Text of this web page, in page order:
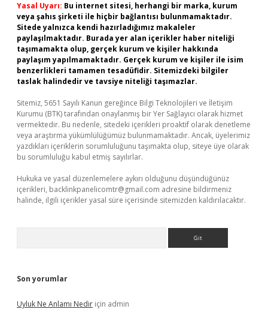
Yasal Uyarı: Bu internet sitesi, herhangi bir marka, kurum
veya şahıs şirketi ile hiçbir bağlantısı bulunmamaktadır.
Sitede yalnızca kendi hazırladığımız makaleler
paylaşılmaktadır. Burada yer alan içerikler haber niteliği
taşımamakta olup, gerçek kurum ve kişiler hakkında
paylaşım yapılmamaktadır. Gerçek kurum ve kişiler ile isim
benzerlikleri tamamen tesadüfidir. Sitemizdeki bilgiler
taslak halindedir ve tavsiye niteliği taşımazlar.
Sitemiz, 5651 Sayılı Kanun gereğince Bilgi Teknolojileri ve İletişim
Kurumu (BTK) tarafından onaylanmış bir Yer Sağlayıcı olarak hizmet
vermektedir. Bu nedenle, sitedeki içerikleri proaktif olarak denetleme
veya araştırma yükümlülüğümüz bulunmamaktadır. Ancak, üyelerimiz
yazdıkları içeriklerin sorumluluğunu taşımakta olup, siteye üye olarak
bu sorumluluğu kabul etmiş sayılırlar.
Hukuka ve yasal düzenlemelere aykırı olduğunu düşündüğünüz
içerikleri, backlinkpanelicomtr@gmail.com adresine bildirmeniz
halinde, ilgili içerikler yasal süre içerisinde sitemizden kaldırılacaktır.
Son yorumlar
Uyluk Ne Anlamı Nedir için admin